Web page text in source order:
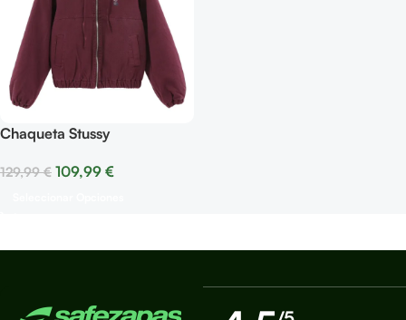
Chaqueta Stussy
129,99€ 109,99 €